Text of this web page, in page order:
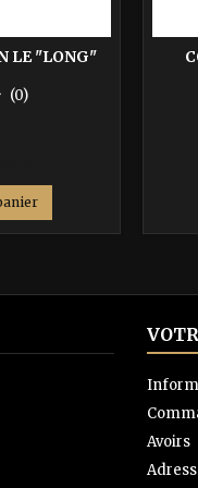
LE "LONG"
(0)
Avoirs